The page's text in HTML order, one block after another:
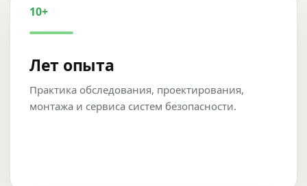
10+
Лет опыта
Практика обследования, проектирования,
монтажа и сервиса систем безопасности.